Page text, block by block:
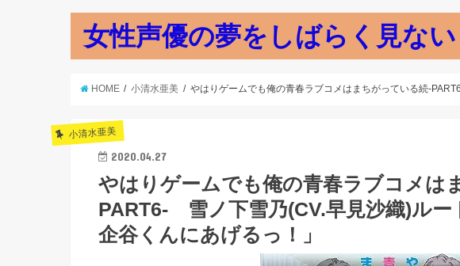
女性声優の夢をしばらく見ない
HOME 小清水亜美 やはりゲームでも俺の青春ラブコメはまちがっている続-
小清水亜美
2020.04.27
やはりゲームでも俺の青春ラブコメは
PART6- 雪ノ下雪乃(CV.早見沙織)ルー
企谷くんにあげるっ！」